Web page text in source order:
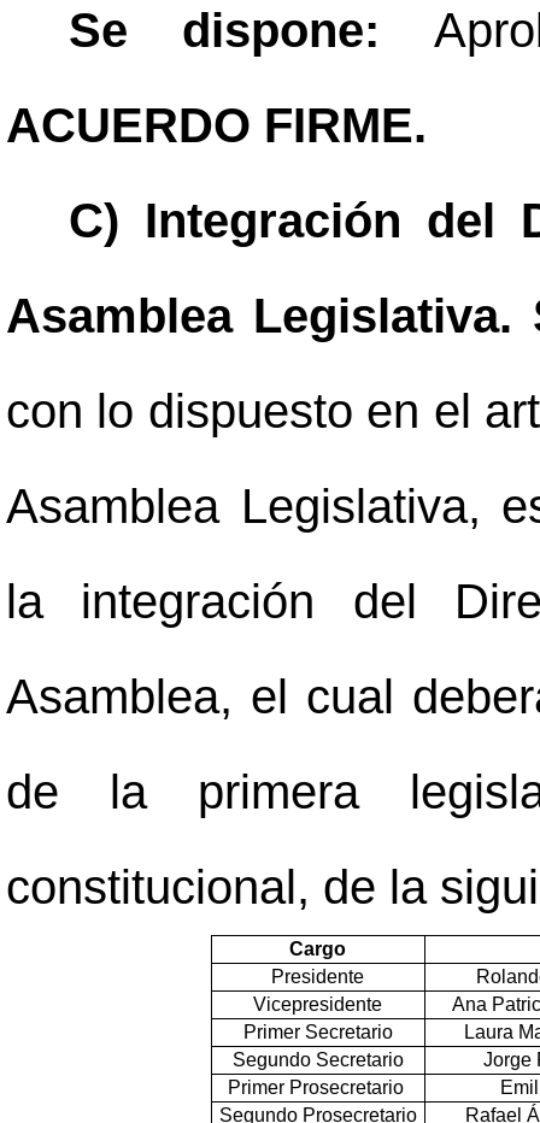
Se dispone:
ACUERDO FIRME.
C) Integración del
Asamblea
con lo dispuesto en el
Asamblea Legislativa,
la integración del
Asamblea, el cual
de la primera
constitucional, de la
Cargo
Presidente
Vicepresidente
Ana
Primer Secretario
Laura
Segundo Secretario
Jorge
Primer Prosecretario
Segundo Prosecretario
Rafael